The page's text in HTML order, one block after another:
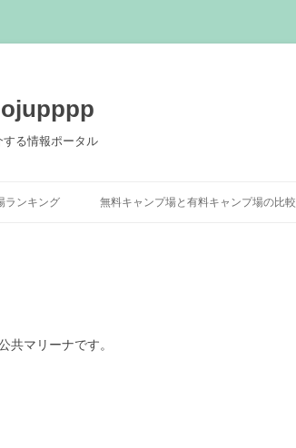
る情報ポータル
ン
ランキング 無料キャンプ場と有料キャンプ場の比較
共マリーナです。